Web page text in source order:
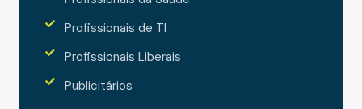
Profissionais de TI
Profissionais Liberais
Publicitários